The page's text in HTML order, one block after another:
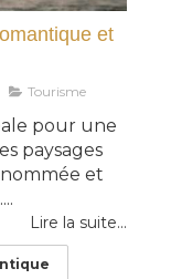
et
Tourisme
pour une
paysages
et
Lire la suite...